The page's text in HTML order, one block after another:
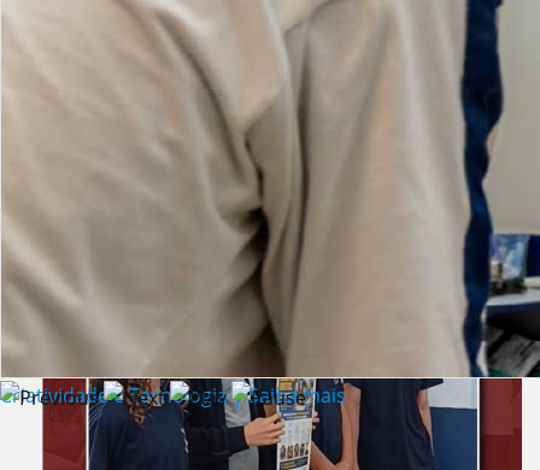
Criatividade e Tecnologia | Saiba mais